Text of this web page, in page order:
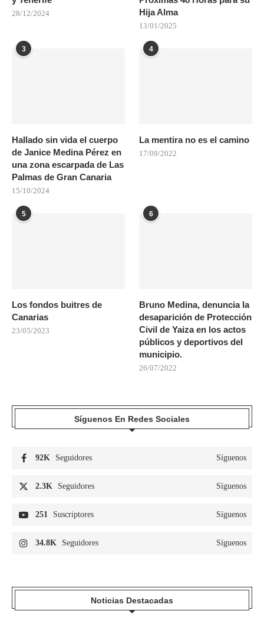
28/12/2024
Hija Alma
13/01/2025
3
Hallado sin vida el cuerpo
de Janice Medina Pérez en
una zona escarpada de Las
Palmas de Gran Canaria
15/10/2024
4
La mentira no es el camino
17/09/2022
5
Los fondos buitres de
Canarias
23/05/2023
6
Bruno Medina, denuncia la
desaparición de Protección
Civil de Yaiza en los actos
públicos y deportivos del
municipio.
26/07/2022
Síguenos En Redes Sociales
92K Seguidores Síguenos
2.3K Seguidores Síguenos
251 Suscriptores Síguenos
34.8K Seguidores Síguenos
Noticias Destacadas